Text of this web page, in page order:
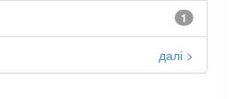
1
далі >